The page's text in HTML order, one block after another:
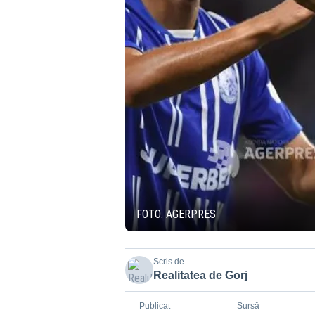
FOTO: AGERPRES
Scris de
Realitatea de Gorj
Publicat Sursă